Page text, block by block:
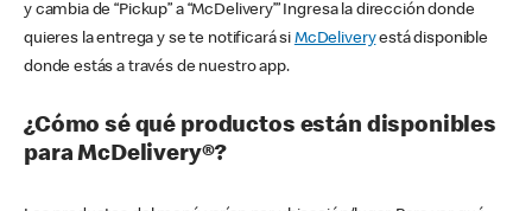
y cambia de “Pickup” a “McDelivery’” Ingresa la dirección donde
quieres la entrega y se te notificará si McDeliveryestá disponible
donde estás a través de nuestro app.
¿Cómo sé qué productos están disponibles
para McDelivery®?